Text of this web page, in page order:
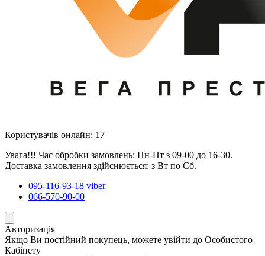
Користувачів онлайн: 17
Увага!!! Час обробки замовлень: Пн-Пт з 09-00 до 16-30.
Доставка замовлення здійснюється: з Вт по Сб.
095-116-93-18 viber
066-570-90-00
Авторизація
Якщо Ви постійний покупець, можете увійти до Особистого
Кабінету